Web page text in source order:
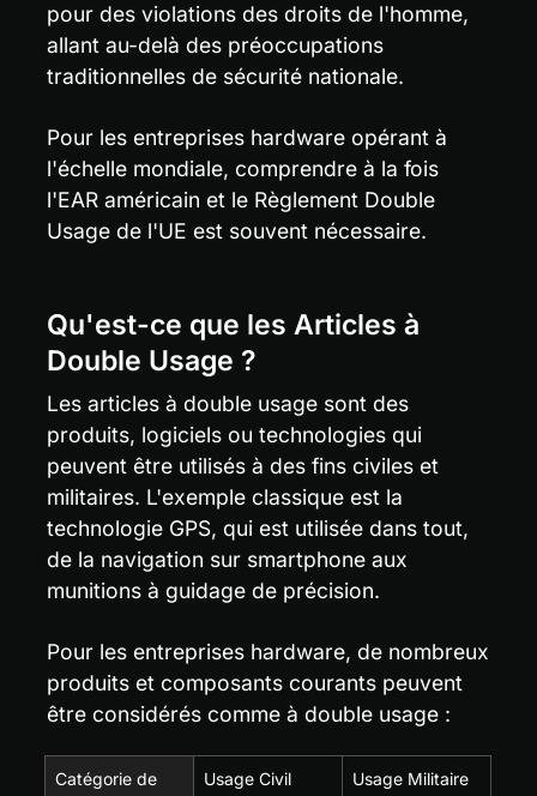
pour des violations des droits de l'homme,
allant au-delà des préoccupations
traditionnelles de sécurité nationale.
Pour les entreprises hardware opérant à
l'échelle mondiale, comprendre à la fois
l'EAR américain et le Règlement Double
Usage de l'UE est souvent nécessaire.
Qu'est-ce que les Articles à
Double Usage ?
Les articles à double usage sont des
produits, logiciels ou technologies qui
peuvent être utilisés à des fins civiles et
militaires. L'exemple classique est la
technologie GPS, qui est utilisée dans tout,
de la navigation sur smartphone aux
munitions à guidage de précision.
Pour les entreprises hardware, de nombreux
produits et composants courants peuvent
être considérés comme à double usage :
Catégorie de
Usage Civil
Usage Militaire